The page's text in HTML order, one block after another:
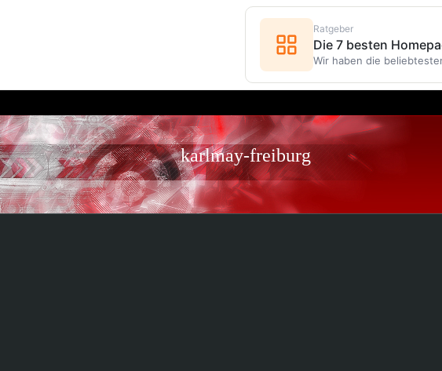
karlmay-freiburg
Ratgeber
Die 7 besten
Wir haben die